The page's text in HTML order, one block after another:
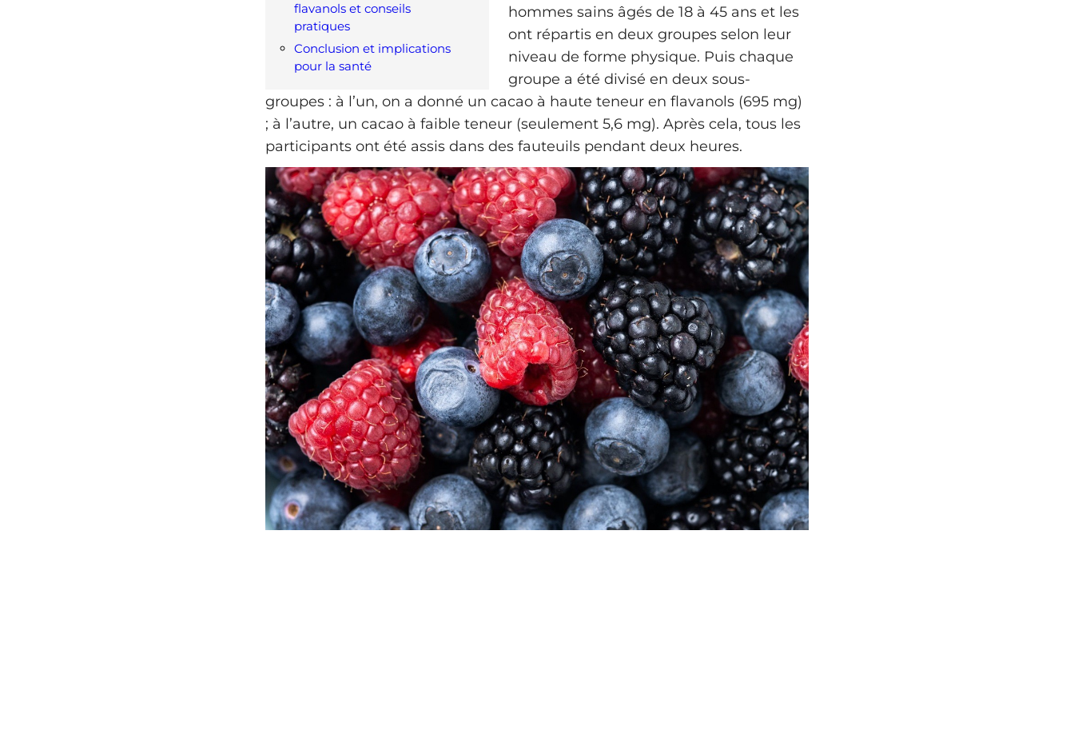
flavanols et conseils
pratiques
Conclusion et implications
pour la santé
hommes sains âgés de 18 à 45 ans et les
ont répartis en deux groupes selon leur
niveau de forme physique. Puis chaque
groupe a été divisé en deux sous-
groupes : à l’un, on a donné un cacao à haute teneur en flavanols (695 mg)
; à l’autre, un cacao à faible teneur (seulement 5,6 mg). Après cela, tous les
participants ont été assis dans des fauteuils pendant deux heures.